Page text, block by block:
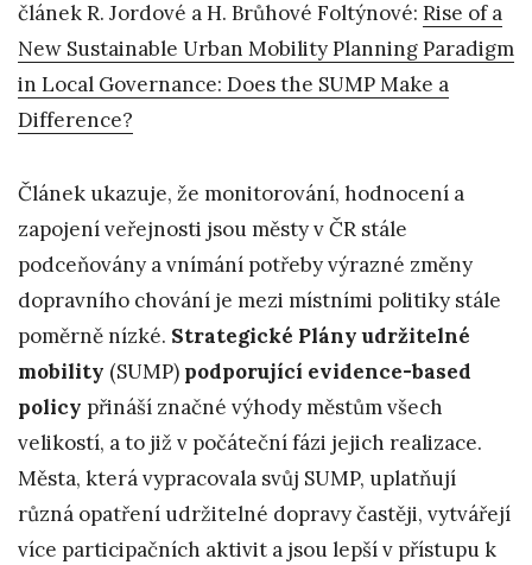
článek R. Jordové a H. Brůhové Foltýnové: Rise of a
New Sustainable Urban Mobility Planning Paradigm
in Local Governance: Does the SUMP Make a
Difference?
Článek ukazuje, že monitorování, hodnocení a
zapojení veřejnosti jsou městy v ČR stále
podceňovány a vnímání potřeby výrazné změny
dopravního chování je mezi místními politiky stále
poměrně nízké. Strategické Plány udržitelné
mobility (SUMP) podporující evidence-based
policy přináší značné výhody městům všech
velikostí, a to již v počáteční fázi jejich realizace.
Města, která vypracovala svůj SUMP, uplatňují
různá opatření udržitelné dopravy častěji, vytvářejí
více participačních aktivit a jsou lepší v přístupu k